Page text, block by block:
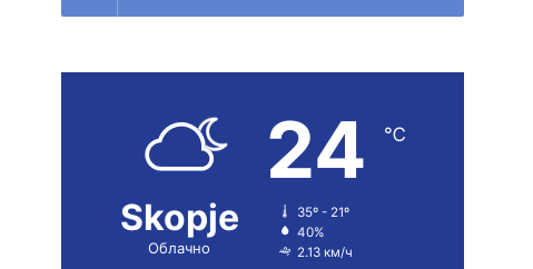
Skopje
Облачно
24 ℃
35º - 21º
40%
2.13 км/ч